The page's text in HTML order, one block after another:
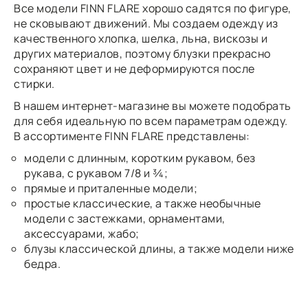
Все модели FINN FLARE хорошо садятся по фигуре,
не сковывают движений. Мы создаем одежду из
качественного хлопка, шелка, льна, вискозы и
других материалов, поэтому блузки прекрасно
сохраняют цвет и не деформируются после
стирки.
В нашем интернет-магазине вы можете подобрать
для себя идеальную по всем параметрам одежду.
В ассортименте FINN FLARE представлены:
модели с длинным, коротким рукавом, без
рукава, с рукавом 7/8 и ¾;
прямые и приталенные модели;
простые классические, а также необычные
модели с застежками, орнаментами,
аксессуарами, жабо;
блузы классической длины, а также модели ниже
бедра.